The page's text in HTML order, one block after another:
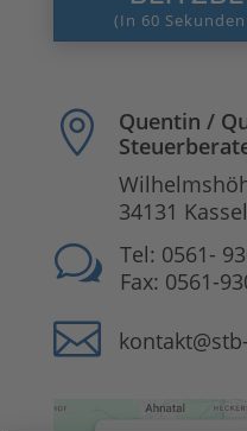

Quentin /
34131 Kassel
w
Tel: 0561-
Fax: 0561-
